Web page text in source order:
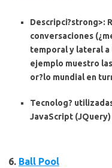
Descripci?strong>:
conversaciones
temporal y lateral a
ejemplo muestro
or?lo mundial en
Tecnolog?
JavaScript (JQuery)
6. Ball Pool